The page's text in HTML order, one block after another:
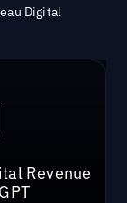
Digital
Revenue